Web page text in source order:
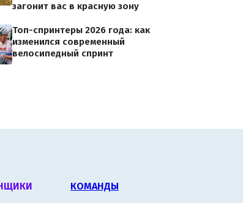
загонит вас в красную зону
Топ-спринтеры 2026 года: как
изменился современный
велосипедный спринт
КОМАНДЫ